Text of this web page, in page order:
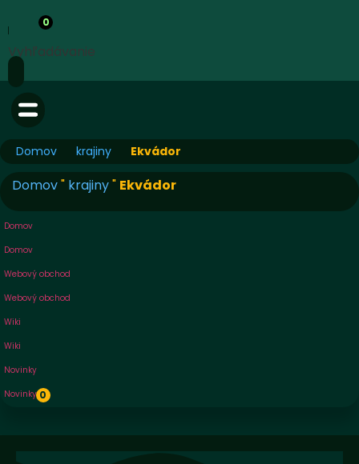
0
Vyhľadávanie
Domov krajiny Ekvádor
Domov" krajiny" Ekvádor
Domov
Domov
Webový obchod
Webový obchod
Wiki
Wiki
Novinky
Novinky 0